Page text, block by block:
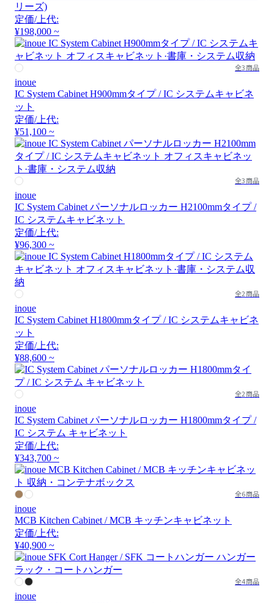
リーズ)
定価/上代:
¥198,000 ~
全3商品
inoue
IC System Cabinet H900mmタイプ / IC システムキャビネ
ット
定価/上代:
¥51,100 ~
全3商品
inoue
IC System Cabinet パーソナルロッカー H2100mmタイプ /
IC システムキャビネット
定価/上代:
¥96,300 ~
全2商品
inoue
IC System Cabinet H1800mmタイプ / IC システムキャビネ
ット
定価/上代:
¥88,600 ~
全2商品
inoue
IC System Cabinet パーソナルロッカー H1800mmタイプ /
IC システム キャビネット
定価/上代:
¥343,700 ~
全6商品
inoue
MCB Kitchen Cabinet / MCB キッチンキャビネット
定価/上代:
¥40,900 ~
全4商品
inoue